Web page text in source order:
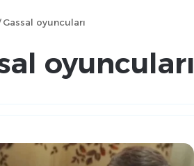
Gassal oyuncuları
oyuncuları